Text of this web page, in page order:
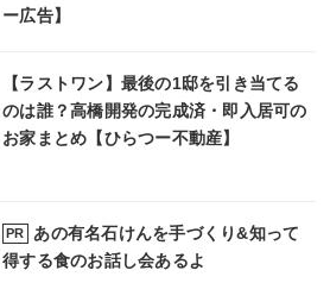
ー広告】
【ラストワン】最後の1邸を引き当てる
のは誰？高橋開発の完成済・即入居可の
お家まとめ【ひらつー不動産】
PR
あの有名石けんを手づくり&知って
得する食のお話し会あるよ